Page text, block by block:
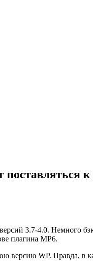
поставляться
3.7-4.0. Немного
плагина MP6.
версию WP. Правда, в